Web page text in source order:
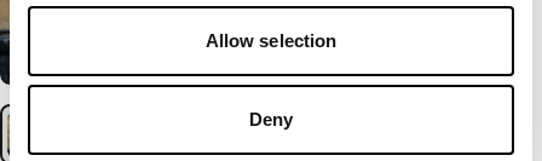
Allow selection
Deny